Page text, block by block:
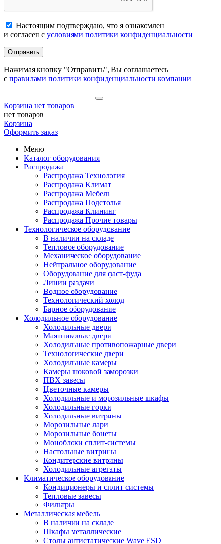
Настоящим подтверждаю, что я ознакомлен
и согласен с условиями политики конфиденциальности
Отправить
Нажимая кнопку "Отправить", Вы соглашаетесь
с правилами политики конфиденциальности компании
Корзина нет товаров
нет товаров
Корзина
Оформить заказ
Меню
Каталог оборудования
Распродажа
Распродажа Технология
Распродажа Климат
Распродажа Мебель
Распродажа Подстолья
Распродажа Клининг
Распродажа Прочие товары
Технологическое оборудование
В наличии на складе
Тепловое оборудование
Механическое оборудование
Нейтральное оборудование
Оборудование для фаст-фуда
Линии раздачи
Водное оборудование
Технологический холод
Барное оборудование
Холодильное оборудование
Холодильные двери
Маятниковые двери
Холодильные противопожарные двери
Технологические двери
Холодильные камеры
Камеры шоковой заморозки
ПВХ завесы
Цветочные камеры
Холодильные и морозильные шкафы
Холодильные горки
Холодильные витрины
Морозильные лари
Морозильные бонеты
Моноблоки сплит-системы
Настольные витрины
Кондитерские витрины
Холодильные агрегаты
Климатическое оборудование
Кондиционеры и сплит системы
Тепловые завесы
Фильтры
Металлическая мебель
В наличии на складе
Шкафы металлические
Столы антистатические Wave ESD